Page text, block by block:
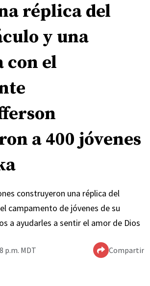
réplica del
y una
con el
a 400 jóvenes
construyeron una réplica del
campamento de jóvenes de su
a ayudarles a sentir el amor de Dios
p.m. MDT Compartir